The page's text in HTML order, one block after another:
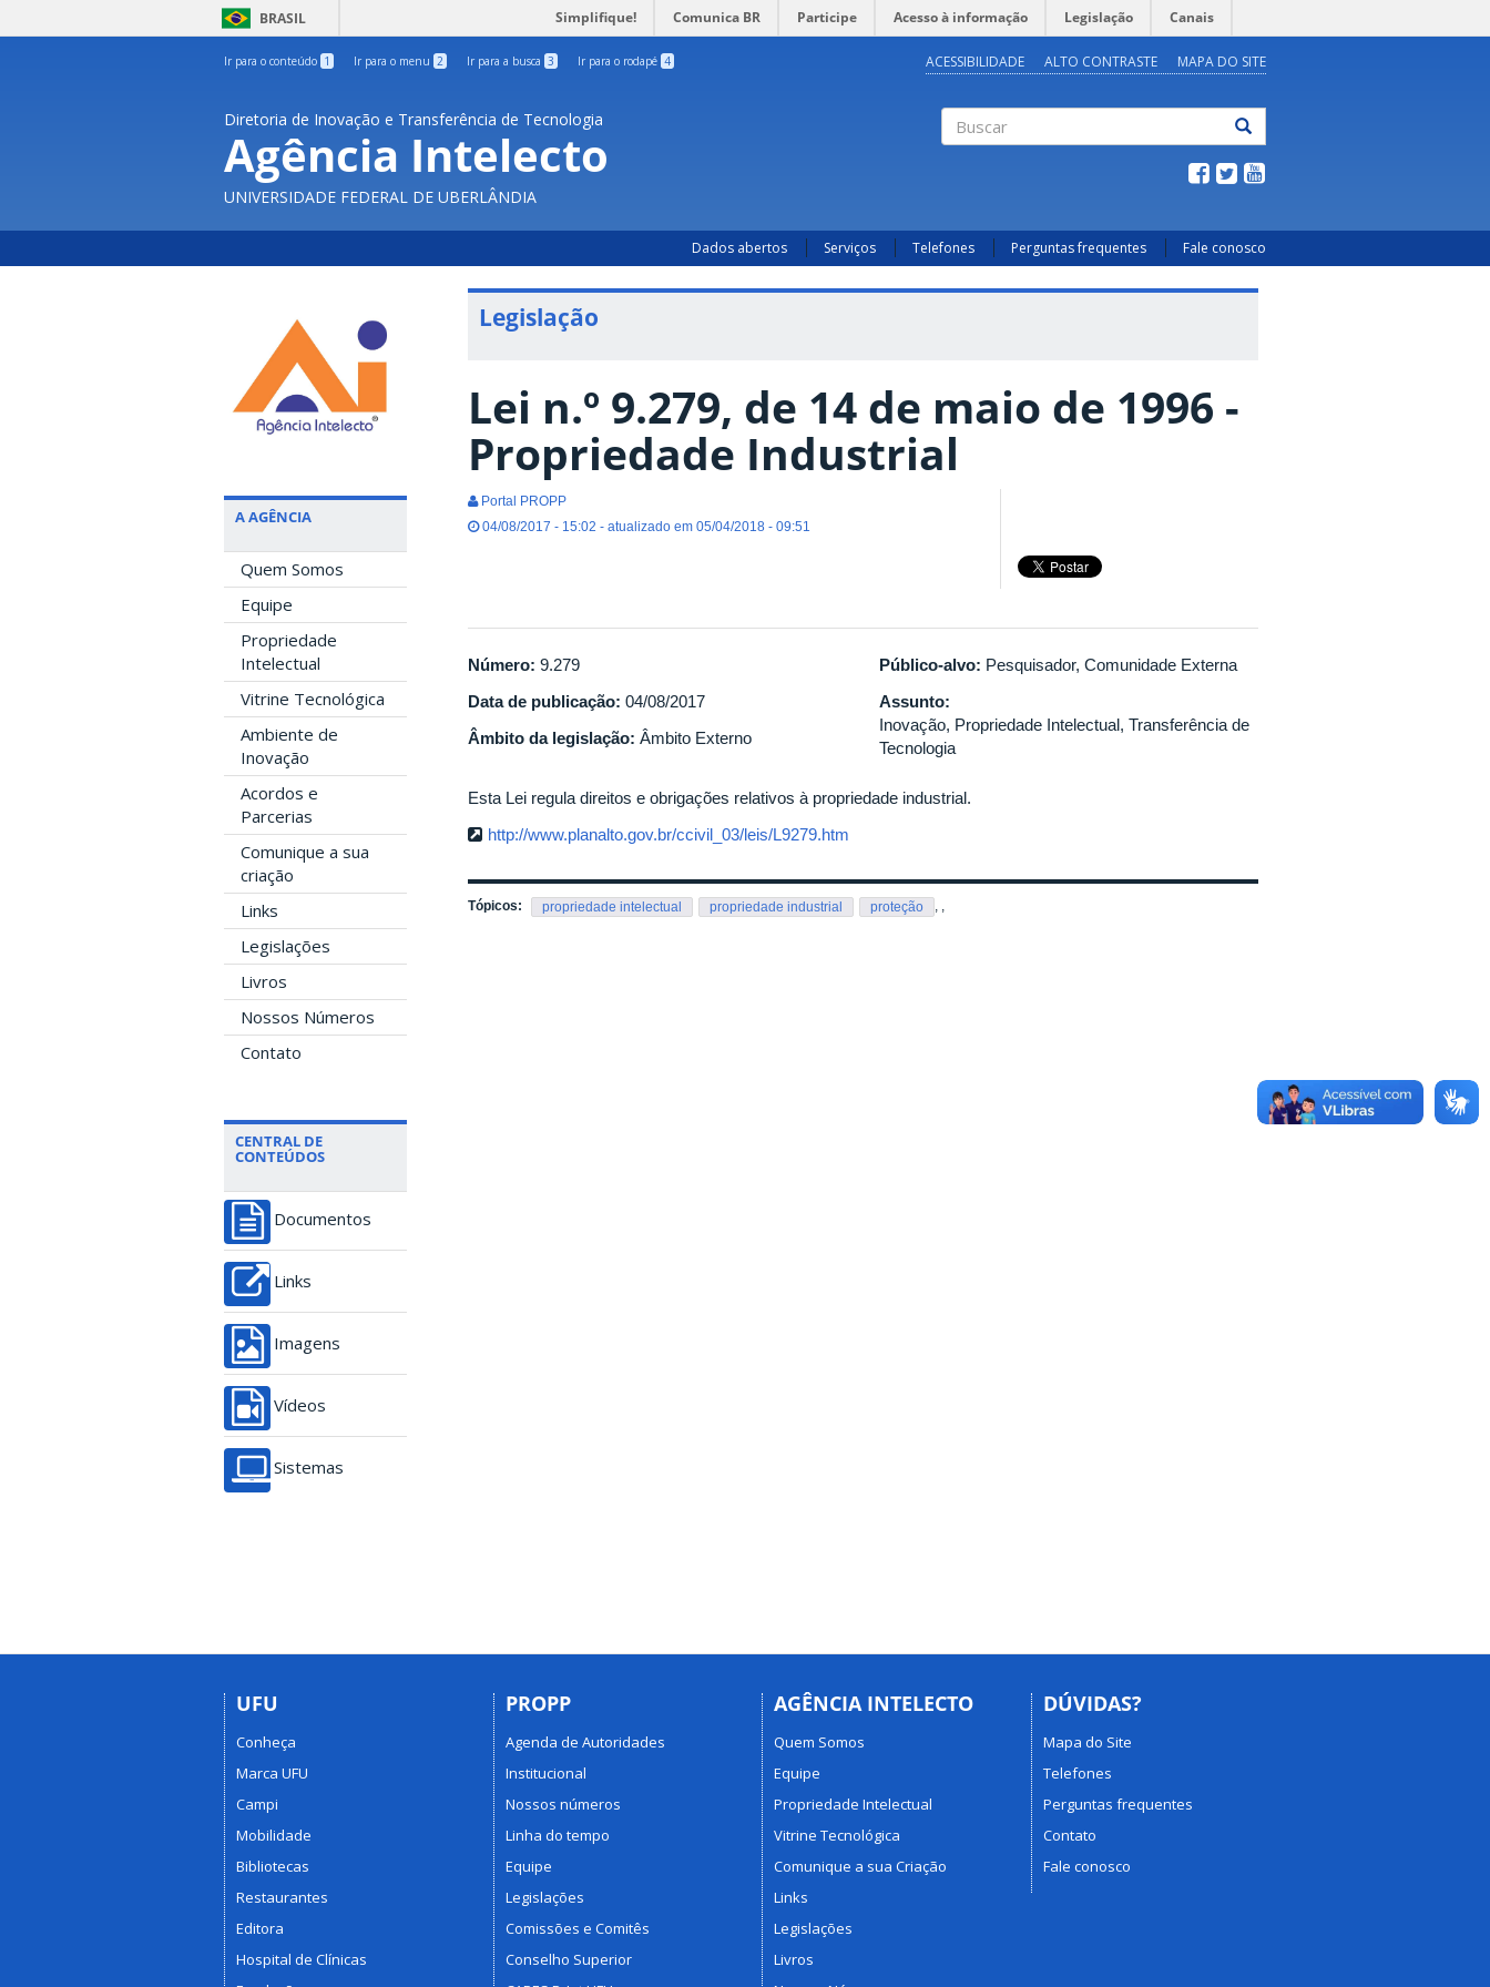
BRASIL Simplifique! Comunica BR Participe Acesso à informação Legislação Canais
Ir para o conteúdo 1 Ir para o menu 2 Ir para a busca 3 Ir para o rodapé 4 ACESSIBILIDADE ALTO CONTRASTE MAPA DO SITE
Diretoria de Inovação e Transferência de Tecnologia
Agência Intelecto
UNIVERSIDADE FEDERAL DE UBERLÂNDIA
Dados abertos Serviços Telefones Perguntas frequentes Fale conosco
A AGÊNCIA
Quem Somos
Equipe
Propriedade
Intelectual
Vitrine Tecnológica
Ambiente de
Inovação
Acordos e
Parcerias
Comunique a sua
criação
Links
Legislações
Livros
Nossos Números
Contato
CENTRAL DE
CONTEÚDOS
Documentos
Links
Imagens
Vídeos
Sistemas
Legislação
Lei n.º 9.279, de 14 de maio de 1996 -
Propriedade Industrial
Portal PROPP
04/08/2017 - 15:02 - atualizado em 05/04/2018 - 09:51
Número: 9.279
Data de publicação: 04/08/2017
Âmbito da legislação: Âmbito Externo
Público-alvo: Pesquisador, Comunidade Externa
Assunto:
Inovação, Propriedade Intelectual, Transferência de
Tecnologia
Esta Lei regula direitos e obrigações relativos à propriedade industrial.
http://www.planalto.gov.br/ccivil_03/leis/L9279.htm
Tópicos: propriedade intelectual propriedade industrial proteção
UFU
Conheça
Marca UFU
Campi
Mobilidade
Bibliotecas
Restaurantes
Editora
Hospital de Clínicas
PROPP
Agenda de Autoridades
Institucional
Nossos números
Linha do tempo
Equipe
Legislações
Comissões e Comitês
Conselho Superior
AGÊNCIA INTELECTO
Quem Somos
Equipe
Propriedade Intelectual
Vitrine Tecnológica
Comunique a sua Criação
Links
Legislações
Livros
DÚVIDAS?
Mapa do Site
Telefones
Perguntas frequentes
Contato
Fale conosco